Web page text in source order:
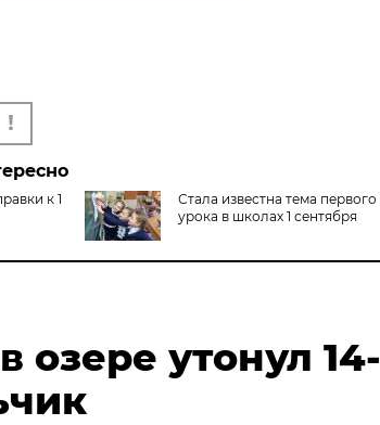
к 1
Стала известна тема первого
урока в школах 1 сентября
озере утонул 14-